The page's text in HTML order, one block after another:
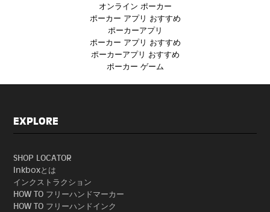
オンライン ポーカー
ポーカー アプリ おすすめ
ポーカーアプリ
ポーカー アプリ おすすめ
ポーカーアプリ おすすめ
ポーカー ゲーム
EXPLORE
SHOP LOCATOR
Inkboxとは
インクストラクション
HOW TO フリーハンドマーカー
HOW TO フリーハンドインク